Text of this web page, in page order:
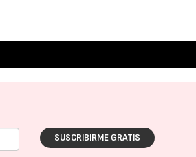
SUSCRIBIRME GRATIS